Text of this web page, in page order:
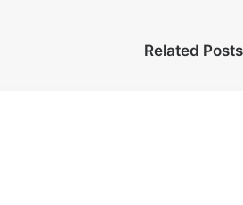
Related Posts